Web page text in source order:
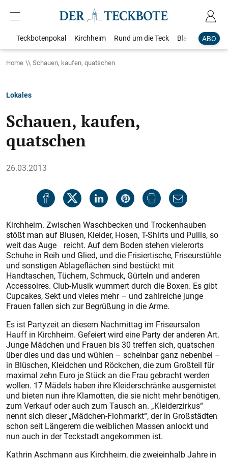
ABO
Teckbotenpokal Kirchheim Rund um die Teck Blaulicht
Home Schauen, kaufen, quatschen
Lokales
Schauen, kaufen,
quatschen
26.03.2013
Kirchheim. Zwischen Waschbecken und Trockenhauben
stößt man auf Blusen, Kleider, Hosen, T-Shirts und Pullis, so
weit das Auge reicht. Auf dem Boden stehen vielerorts
Schuhe in Reih und Glied, und die Frisiertische, Friseurstühle
und sonstigen Ablageflächen sind bestückt mit
Handtaschen, Tüchern, Schmuck, Gürteln und anderen
Accessoires. Club-Musik wummert durch die Boxen. Es gibt
Cupcakes, Sekt und vieles mehr – und zahlreiche junge
Frauen fallen sich zur Begrüßung in die Arme.
Es ist Partyzeit an diesem Nachmittag im Friseursalon
Hauff in Kirchheim. Gefeiert wird eine Party der anderen Art.
Junge Mädchen und Frauen bis 30 treffen sich, quatschen
über dies und das und wühlen – scheinbar ganz nebenbei –
in Blüschen, Kleidchen und Röckchen, die zum Großteil für
maximal zehn Euro je Stück an die Frau gebracht werden
wollen. 17 Mädels haben ihre Kleiderschränke ausgemistet
und bieten nun ihre Klamotten, die sie nicht mehr benötigen,
zum Verkauf oder auch zum Tausch an. „Kleiderzirkus“
nennt sich dieser „Mädchen-Flohmarkt“, der in Großstädten
schon seit Längerem die weiblichen Massen anlockt und
nun auch in der Teckstadt angekommen ist.
Kathrin Aschmann aus Kirchheim, die zweieinhalb Jahre in